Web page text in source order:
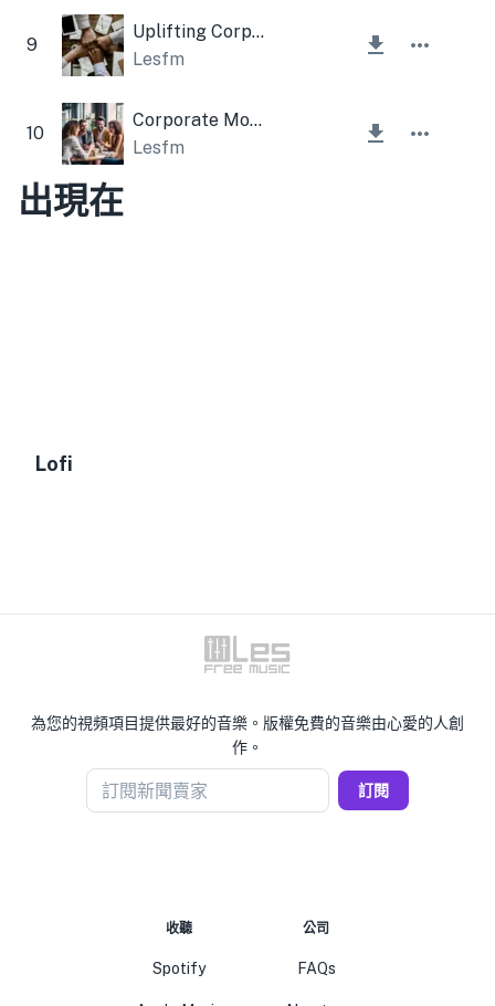
9
Uplifting Corporate and Inspiring
Lesfm
10
Corporate Motivational Trumpet
Lesfm
出現在
Lofi
為您的視頻項目提供最好的音樂。版權免費的音樂由心愛的人創
作。
訂閱新聞賣家 訂閱
收聽
Spotify
公司
FAQs